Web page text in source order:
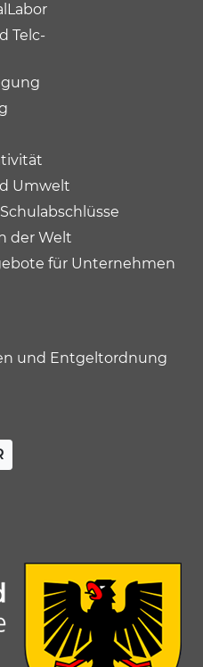
Telc-
Umwelt
Schulabschlüsse
der Welt
für Unternehmen
und Entgeltordnung